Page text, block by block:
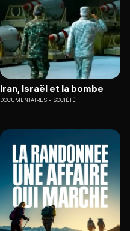
Iran, Israël et la bombe
DOCUMENTAIRES SOCIÉTÉ